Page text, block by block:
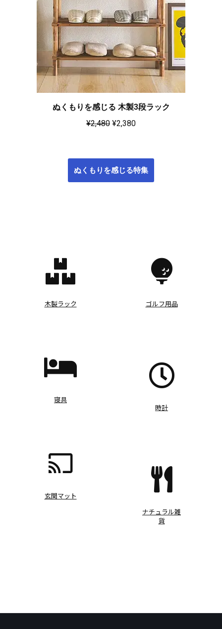
ぬくもりを感じる 木製3段ラック
¥2,480 ¥2,380
ぬくもりを感じる特集
木製ラック
寝具
玄関マット
ゴルフ用品
時計
ナチュラル雑
貨